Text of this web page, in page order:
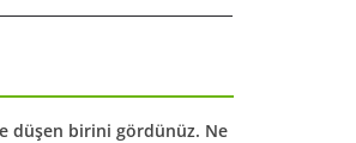
düşen birini gördünüz. Ne